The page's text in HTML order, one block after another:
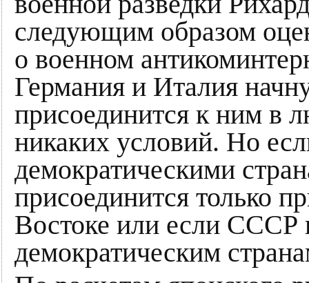
следующим образом
о военном
Германия и Италия
присоединится к ним в
никаких условий. Но
демократическими
присоединится только
Востоке или если СССР
демократическим